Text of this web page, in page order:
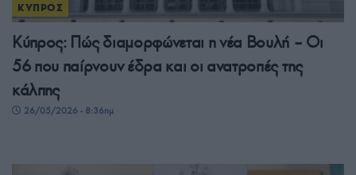
ΚΥΠΡΟΣ
Κύπρος: Πώς διαμορφώνεται η νέα Βουλή – Οι
56 που παίρνουν έδρα και οι ανατροπές της
κάλπης
26/05/2026 - 8:36πμ